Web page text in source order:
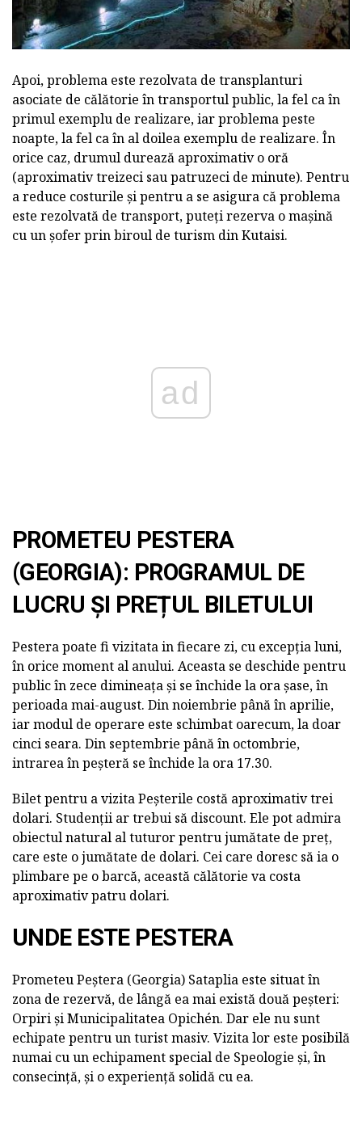
Apoi, problema este rezolvata de transplanturi
asociate de călătorie în transportul public, la fel ca în
primul exemplu de realizare, iar problema peste
noapte, la fel ca în al doilea exemplu de realizare. În
orice caz, drumul durează aproximativ o oră
(aproximativ treizeci sau patruzeci de minute). Pentru
a reduce costurile și pentru a se asigura că problema
este rezolvată de transport, puteți rezerva o mașină
cu un șofer prin biroul de turism din Kutaisi.
ad
PROMETEU PESTERA
(GEORGIA): PROGRAMUL DE
LUCRU ȘI PREȚUL BILETULUI
Pestera poate fi vizitata in fiecare zi, cu excepția luni,
în orice moment al anului. Aceasta se deschide pentru
public în zece dimineața și se închide la ora șase, în
perioada mai-august. Din noiembrie până în aprilie,
iar modul de operare este schimbat oarecum, la doar
cinci seara. Din septembrie până în octombrie,
intrarea în peșteră se închide la ora 17.30.
Bilet pentru a vizita Peșterile costă aproximativ trei
dolari. Studenții ar trebui să discount. Ele pot admira
obiectul natural al tuturor pentru jumătate de preț,
care este o jumătate de dolari. Cei care doresc să ia o
plimbare pe o barcă, această călătorie va costa
aproximativ patru dolari.
UNDE ESTE PESTERA
Prometeu Peștera (Georgia) Sataplia este situat în
zona de rezervă, de lângă ea mai există două peșteri:
Orpiri și Municipalitatea Opichén. Dar ele nu sunt
echipate pentru un turist masiv. Vizita lor este posibilă
numai cu un echipament special de Speologie și, în
consecință, și o experiență solidă cu ea.